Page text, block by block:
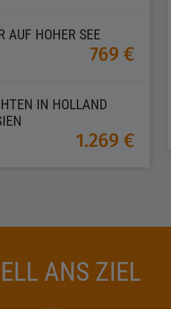
AUF HOHER SEE
769 €
IN HOLLAND
1.269 €
ANS ZIEL